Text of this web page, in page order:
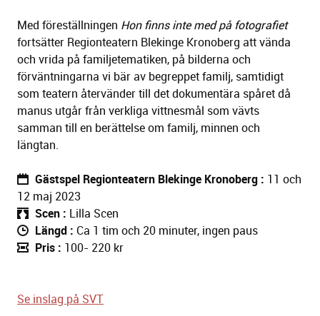
Med föreställningen Hon finns inte med på fotografiet
fortsätter Regionteatern Blekinge Kronoberg att vända
och vrida på familjetematiken, på bilderna och
förväntningarna vi bär av begreppet familj, samtidigt
som teatern återvänder till det dokumentära spåret då
manus utgår från verkliga vittnesmål som vävts
samman till en berättelse om familj, minnen och
längtan.
Gästspel Regionteatern Blekinge Kronoberg
11 och
12 maj 2023
Scen
Lilla Scen
Längd
Ca 1 tim och 20 minuter, ingen paus
Pris
100- 220 kr
Se inslag på SVT